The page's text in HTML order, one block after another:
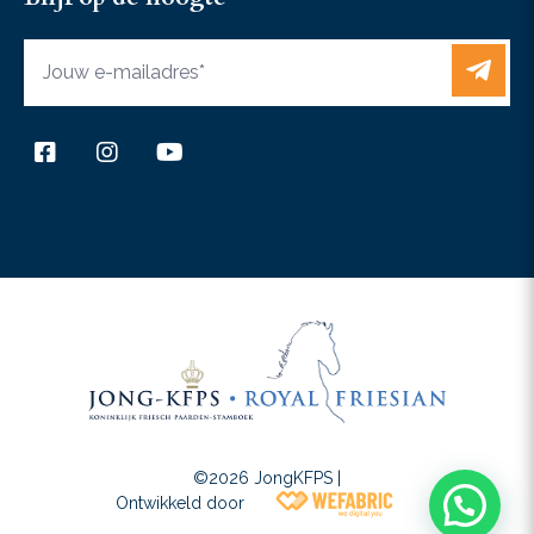
+31 6 37467433
©2026 JongKFPS |
Ontwikkeld door
Wefabric